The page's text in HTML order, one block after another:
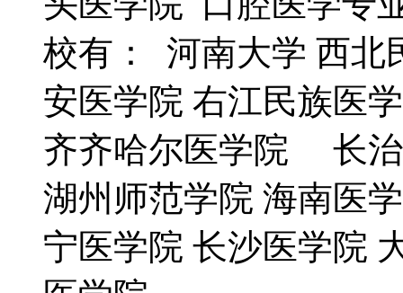
校有： 河南大学 西北
安医学院 右江民族医
齐齐哈尔医学院 长治
湖州师范学院 海南医
宁医学院 长沙医学院